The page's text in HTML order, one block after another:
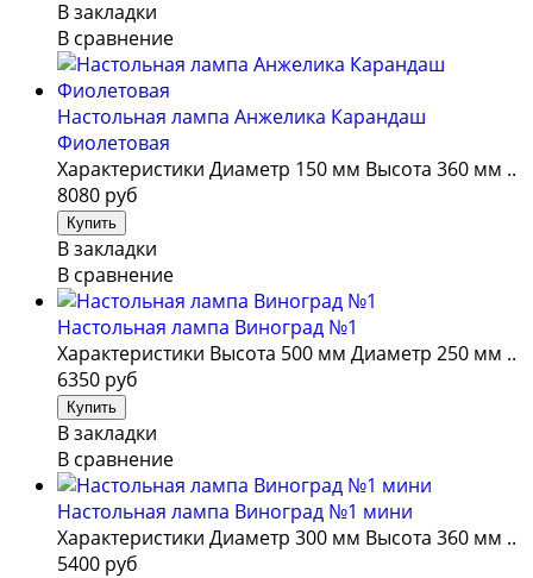
В закладки
В сравнение
Настольная лампа Анжелика Карандаш
Фиолетовая
Характеристики Диаметр 150 мм Высота 360 мм ..
8080 руб
В закладки
В сравнение
Настольная лампа Виноград №1
Характеристики Высота 500 мм Диаметр 250 мм ..
6350 руб
В закладки
В сравнение
Настольная лампа Виноград №1 мини
Характеристики Диаметр 300 мм Высота 360 мм ..
5400 руб